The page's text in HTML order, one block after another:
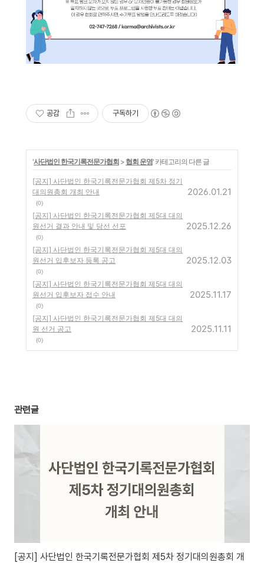
공감 구독하기
'사단법인 한국기록전문가협회 > 협회 운영' 카테고리의 다른 글
[공지] 사단법인 한국기록전문가협회 제5차 정기
대의원총회 개최 안내
(0)
2026.01.21
[공지] 사단법인 한국기록전문가협회 제5대 대의
원선거 결과 안내 및 당선 선포
(0)
2025.12.26
[공지] 사단법인 한국기록전문가협회 제5대 대의
원선거 입후보자 등록 공고
(0)
2025.12.03
[공지] 사단법인 한국기록전문가협회 제5대 대의
원선거 입후보자 접수 안내
(0)
2025.11.17
[공지] 사단법인 한국기록전문가협회 제5대 대의
원 선거 공고
(0)
2025.11.11
관련글
[공지] 사단법인 한국기록전문가협회 제5차 정기대의원총회 개